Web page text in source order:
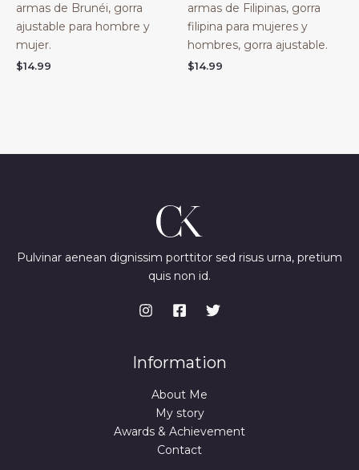
armas de Brunéi, gorra
ajustable para hombre y
mujer.
$14.99
armas de Filipinas, gorra
filipina para mujeres y
hombres, gorra ajustable.
$14.99
Pulvinar aenean dignissim porttitor sed risus urna, pretium
quis non id.
Information
About Me
My story
Awards & Achievement
Contact